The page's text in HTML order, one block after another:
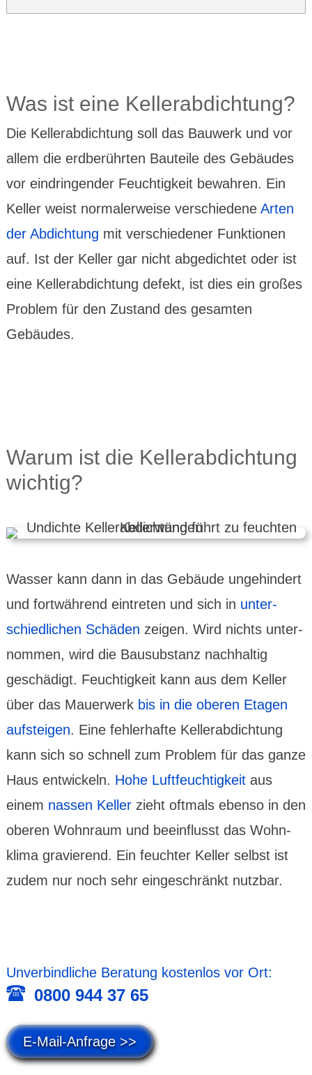
Was ist eine Keller­abdich­tung?
Die Keller­abdich­tung soll das Bau­werk und vor
allem die erdbe­rührten Bau­teile des Gebäudes
vor eindrin­gender Feuchtig­keit bewahren. Ein
Keller weist norma­ler­weise verschie­dene Arten
der Abdich­tung mit verschie­dener Funk­tionen
auf. Ist der Keller gar nicht abge­dich­tet oder ist
eine Keller­abdich­tung defekt, ist dies ein großes
Problem für den Zustand des gesamten
Gebäudes.
Warum ist die Keller­abdich­tung
wichtig?
Wasser kann dann in das Gebäude unge­hindert
und fort­während ein­treten und sich in unter­
schied­lichen Schäden zeigen. Wird nichts unter­
nommen, wird die Bausubs­tanz nach­haltig
geschä­digt. Feuchtig­keit kann aus dem Keller
über das Mauer­werk bis in die oberen Etagen
aufsteigen. Eine fehler­hafte Keller­abdich­tung
kann sich so schnell zum Problem für das ganze
Haus ent­wickeln. Hohe Luft­feuchtig­keitaus
einem nassen Kellerzieht oftmals ebenso in den
oberen Wohn­raum und beein­flusst das Wohn­
klima gravie­rend. Ein feuchter Keller selbst ist
zudem nur noch sehr einge­schränkt nutz­bar.
Unver­bind­liche Beratung kosten­los vor Ort:
0800 944 37 65
E-Mail-Anfrage >>